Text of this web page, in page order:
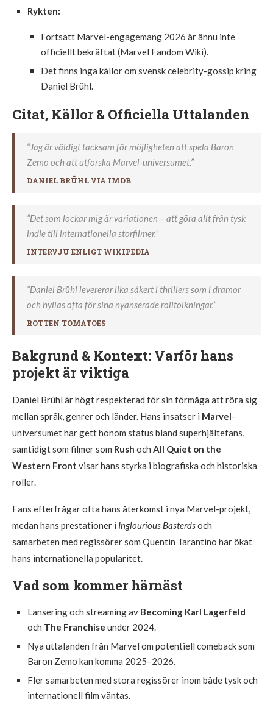
Rykten:
Fortsatt Marvel-engagemang 2026 är ännu inte
officiellt bekräftat (Marvel Fandom Wiki).
Det finns inga källor om svensk celebrity-gossip kring
Daniel Brühl.
Citat, Källor & Officiella Uttalanden
“Jag är väldigt tacksam för möjligheten att spela Baron
Zemo och att utforska Marvel-universumet.”
DANIEL BRÜHL VIA IMDB
“Det som lockar mig är variationen – att göra allt från tysk
indie till internationella storfilmer.”
INTERVJU ENLIGT WIKIPEDIA
“Daniel Brühl levererar lika säkert i thrillers som i dramor
och hyllas ofta för sina nyanserade rolltolkningar.”
ROTTEN TOMATOES
Bakgrund & Kontext: Varför hans
projekt är viktiga
Daniel Brühl är högt respekterad för sin förmåga att röra sig
mellan språk, genrer och länder. Hans insatser i Marvel-
universumet har gett honom status bland superhjältefans,
samtidigt som filmer som Rush och All Quiet on the
Western Front visar hans styrka i biografiska och historiska
roller.
Fans efterfrågar ofta hans återkomst i nya Marvel-projekt,
medan hans prestationer i Inglourious Basterdsoch
samarbeten med regissörer som Quentin Tarantino har ökat
hans internationella popularitet.
Vad som kommer härnäst
Lansering och streaming av Becoming Karl Lagerfeld
och The Franchise under 2024.
Nya uttalanden från Marvel om potentiell comeback som
Baron Zemo kan komma 2025–2026.
Fler samarbeten med stora regissörer inom både tysk och
internationell film väntas.